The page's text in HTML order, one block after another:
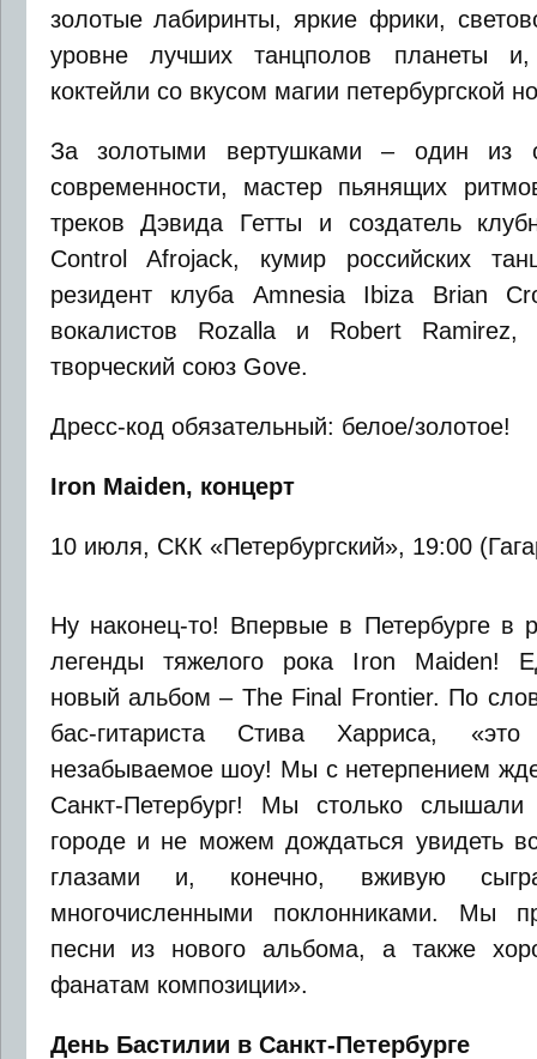
золотые лабиринты, яркие фрики,
уровне лучших танцполов планеты
коктейли со вкусом магии петербургской
За золотыми вертушками – один из
современности, мастер пьянящих
треков Дэвида Гетты и создатель
Control Afrojack, кумир российских
резидент клуба Amnesia Ibiza Brian
вокалистов Rozalla и Robert
творческий союз Gove.
Дресс-код обязательный: белое/золотое!
Iron Maiden, концерт
10 июля, СКК «Петербургский», 19:00
Ну наконец-то! Впервые в Петербурге в
легенды тяжелого рока Iron Maiden!
новый альбом – The Final Frontier. По
бас-гитариста Стива Харриса, «это
незабываемое шоу! Мы с нетерпением
Санкт-Петербург! Мы столько слышали
городе и не можем дождаться увидеть
глазами и, конечно, вживую
многочисленными поклонниками. Мы
песни из нового альбома, а также
фанатам композиции».
День Бастилии в Санкт-Петербурге